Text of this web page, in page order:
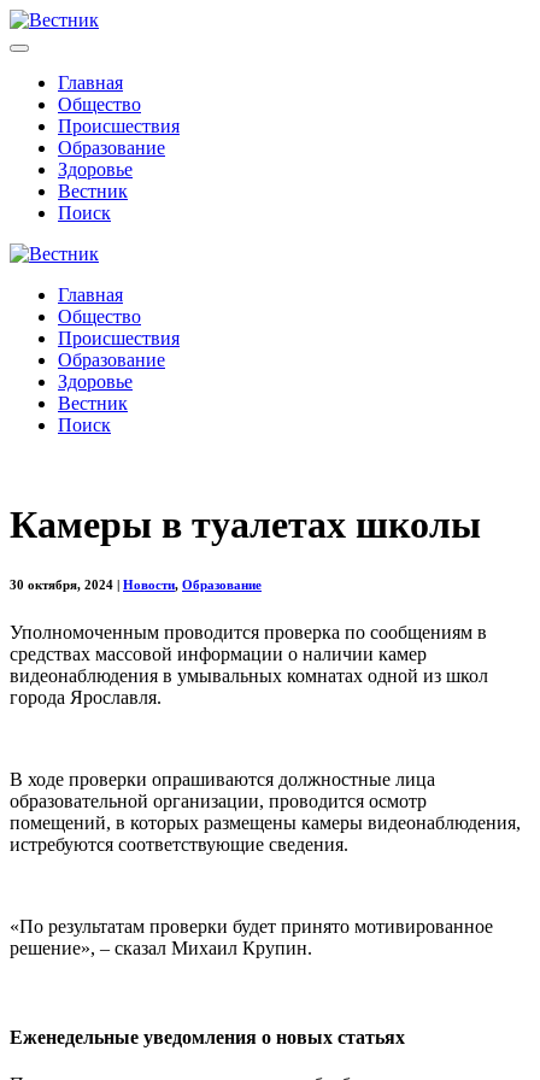
Главная
Общество
Происшествия
Образование
Здоровье
Вестник
Поиск
Главная
Общество
Происшествия
Образование
Здоровье
Вестник
Поиск
Камеры в туалетах школы
30 октября, 2024 Новости, Образование
Уполномоченным проводится проверка по сообщениям в
средствах массовой информации о наличии камер
видеонаблюдения в умывальных комнатах одной из школ
города Ярославля.
В ходе проверки опрашиваются должностные лица
образовательной организации, проводится осмотр
помещений, в которых размещены камеры видеонаблюдения,
истребуются соответствующие сведения.
«По результатам проверки будет принято мотивированное
решение», – сказал Михаил Крупин.
Еженедельные уведомления о новых статьях